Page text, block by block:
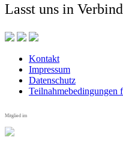
Lasst uns in
Kontakt
Impressum
Datenschutz
Teilnahmebedingungen
Mitglied im